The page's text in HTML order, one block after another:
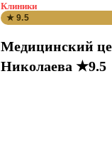
Клиники
★ 9.5
Медицинский
Николаева ★9.5